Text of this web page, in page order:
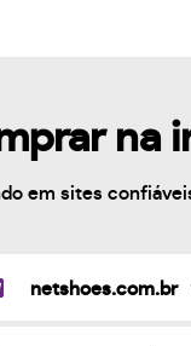
na
em sites
netshoes.com.br